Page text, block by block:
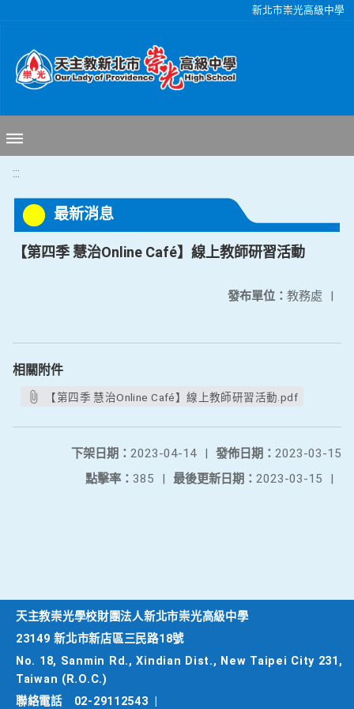
新北市崇光高級中學
:::
最新消息
【第四季 慧治Online Café】線上教師研習活動
發布單位： 教務處 |
相關附件
【第四季 慧治Online Café】線上教師研習活動.pdf
發佈日期： 2023-03-15
下架日期： 2023-04-14
|
最後更新日期： 2023-03-15 |
點擊率： 385 |
天主教崇光學校財團法人新北市崇光高級中學
23149 新北市新店區三民路18號
No. 18, Sanmin Rd., Xindian Dist., New Taipei City 231,
Taiwan (R.O.C.)
聯絡電話
02-29112543